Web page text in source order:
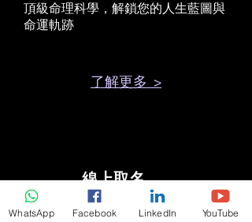
頂級命理科學，解鎖您的人生藍圖與
命運軌跡
了解更多 >
線上取名
WhatsApp Facebook LinkedIn YouTube